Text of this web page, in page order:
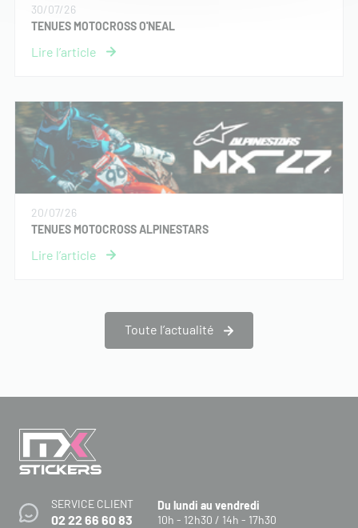
30/07/26
TENUES MOTOCROSS O'NEAL
20/07/26
TENUES MOTOCROSS ALPINESTARS
Toute l’actualité
SERVICE CLIENT
02 22 66 60 83
Du lundi au vendredi
10h - 12h30 / 14h - 17h30